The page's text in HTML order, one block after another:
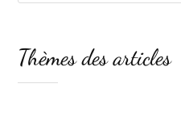
Thèmes des articles